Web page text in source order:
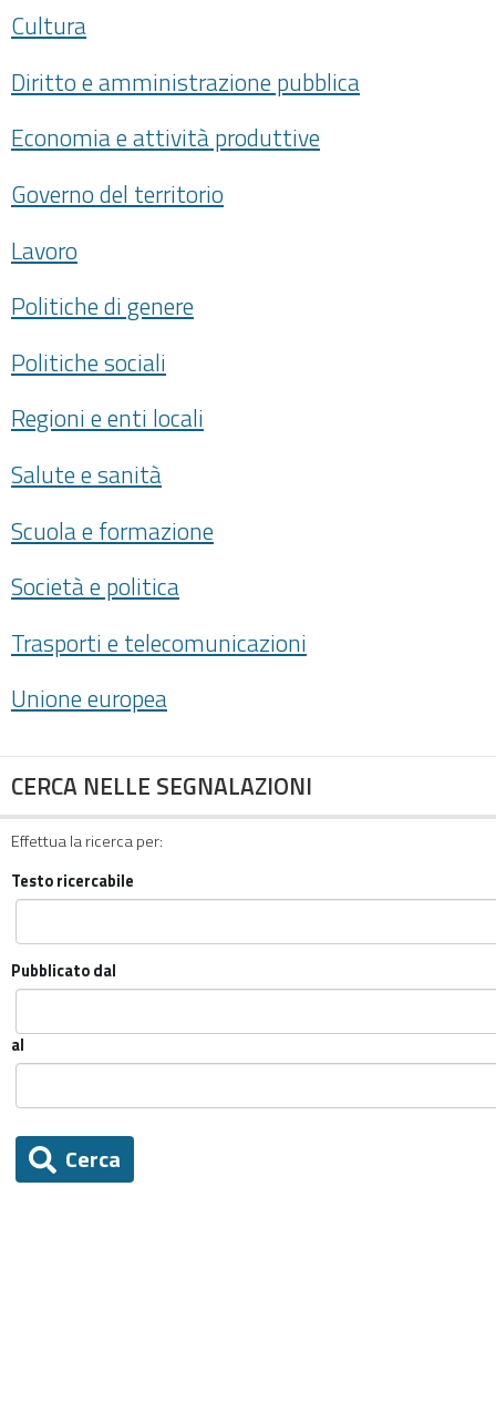
Cultura
Diritto e amministrazione pubblica
Economia e attività produttive
Governo del territorio
Lavoro
Politiche di genere
Politiche sociali
Regioni e enti locali
Salute e sanità
Scuola e formazione
Società e politica
Trasporti e telecomunicazioni
Unione europea
CERCA NELLE SEGNALAZIONI
Effettua la ricerca per:
Testo ricercabile
Pubblicato dal
al